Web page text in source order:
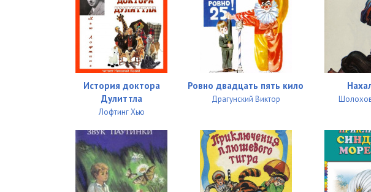
История доктора
Дулиттла
Лофтинг Хью
Ровно двадцать пять кило
Драгунский Виктор